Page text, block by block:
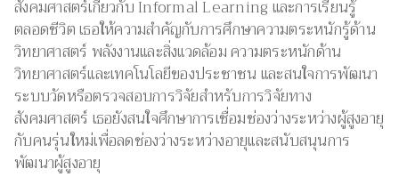
สังคมศาสตร์เกี่ยวกับ Informal Learning และการเรียนรู้
ตลอดชีวิต เธอให้ความสำคัญกับการศึกษาความตระหนักรู้ด้าน
วิทยาศาสตร์ พลังงานและสิ่งแวดล้อม ความตระหนักด้าน
วิทยาศาสตร์และเทคโนโลยีของประชาชน และสนใจการพัฒนา
ระบบวัดหรือตรวจสอบการวิจัยสำหรับการวิจัยทาง
สังคมศาสตร์ เธอยังสนใจศึกษาการเชื่อมช่องว่างระหว่างผู้สูงอายุ
กับคนรุ่นใหม่เพื่อลดช่องว่างระหว่างอายุและสนับสนุนการ
พัฒนาผู้สูงอายุ